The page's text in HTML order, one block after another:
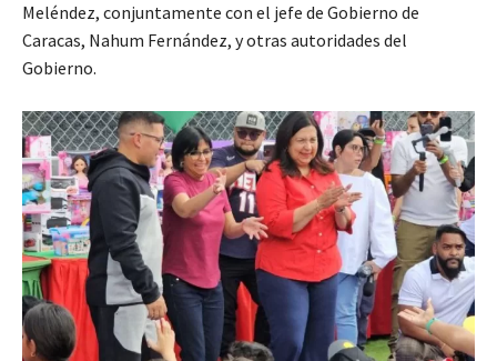
Meléndez, conjuntamente con el jefe de Gobierno de
Caracas, Nahum Fernández, y otras autoridades del
Gobierno.